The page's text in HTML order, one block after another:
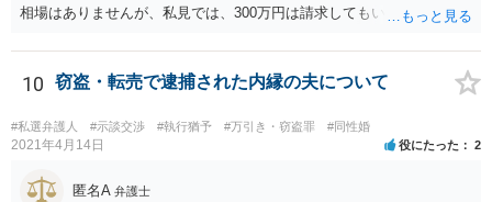
相場はありませんが、私見では、300万円は請求してもいいですね。
なるような条件では困るでしょう。 支払いの効果を高めるために、弁
護士を立ち合い人にするといいで しょう。 したがって、金額も含め
て、条件については弁護士と話をするといい でしょう。 書面はどちら
が作っても構いません。 書類を作るには、少なくも、５５０００円
は、かかるでしょう。
10 窃盗・転売で逮捕された内縁の夫について
#私選弁護人 #示談交渉 #執行猶予 #万引き・窃盗罪 #同性婚
2021年4月14日 役にたった 2
匿名A 弁護士